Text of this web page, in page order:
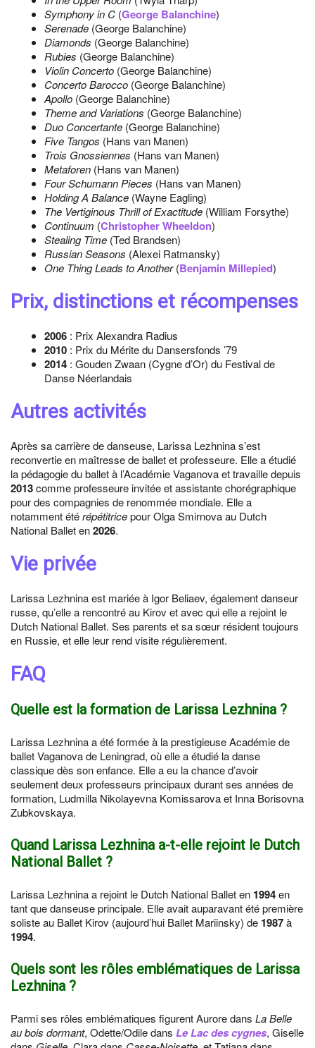
Symphony in C (George Balanchine)
Serenade (George Balanchine)
Diamonds (George Balanchine)
Rubies (George Balanchine)
Violin Concerto (George Balanchine)
Concerto Barocco (George Balanchine)
Apollo (George Balanchine)
Theme and Variations (George Balanchine)
Duo Concertante (George Balanchine)
Five Tangos (Hans van Manen)
Trois Gnossiennes (Hans van Manen)
Metaforen (Hans van Manen)
Four Schumann Pieces (Hans van Manen)
Holding A Balance (Wayne Eagling)
The Vertiginous Thrill of Exactitude (William Forsythe)
Continuum (Christopher Wheeldon)
Stealing Time (Ted Brandsen)
Russian Seasons (Alexei Ratmansky)
One Thing Leads to Another(Benjamin Millepied)
Prix, distinctions et récompenses
2006 : Prix Alexandra Radius
2010 : Prix du Mérite du Dansersfonds ’79
2014 : Gouden Zwaan (Cygne d’Or) du Festival de
Danse Néerlandais
Autres activités
Après sa carrière de danseuse, Larissa Lezhnina s’est
reconvertie en maîtresse de ballet et professeure. Elle a étudié
la pédagogie du ballet à l’Académie Vaganova et travaille depuis
2013comme professeure invitée et assistante chorégraphique
pour des compagnies de renommée mondiale. Elle a
notamment étérépétitricepour Olga Smirnova au Dutch
National Ballet en2026.
Vie privée
Larissa Lezhnina est mariée à Igor Beliaev, également danseur
russe, qu’elle a rencontré au Kirov et avec qui elle a rejoint le
Dutch National Ballet. Ses parents et sa sœur résident toujours
en Russie, et elle leur rend visite régulièrement.
FAQ
Quelle est la formation de Larissa Lezhnina ?
Larissa Lezhnina a été formée à la prestigieuse Académie de
ballet Vaganova de Leningrad, où elle a étudié la danse
classique dès son enfance. Elle a eu la chance d’avoir
seulement deux professeurs principaux durant ses années de
formation, Ludmilla Nikolayevna Komissarova et Inna Borisovna
Zubkovskaya.
Quand Larissa Lezhnina a-t-elle rejoint le Dutch
National Ballet ?
Larissa Lezhnina a rejoint le Dutch National Ballet en 1994en
tant que danseuse principale. Elle avait auparavant été première
soliste au Ballet Kirov (aujourd’hui Ballet Mariinsky) de 1987à
1994.
Quels sont les rôles emblématiques de Larissa
Lezhnina ?
Parmi ses rôles emblématiques figurent Aurore dans La Belle
au bois dormant, Odette/Odile dans Le Lac des cygnes, Giselle